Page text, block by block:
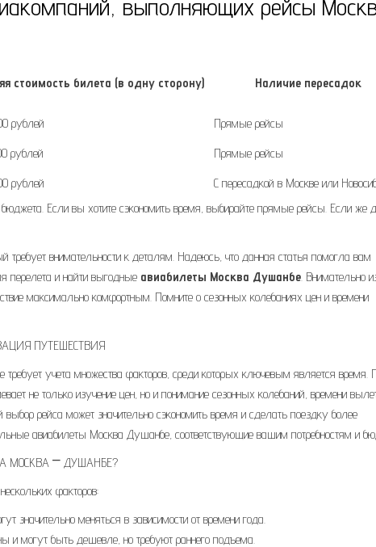
выполняющих рейсы
стоимость билета (в одну сторону) Наличие пересадок
рублей
Прямые рейсы
рублей
Прямые рейсы
рублей
С пересадкой в Москве или
Если вы хотите сэкономить время, выбирайте прямые рейсы. Если же
требует внимательности к деталям. Надеюсь, что данная статья помогла вам
перелета и найти выгодные авиабилеты Москва Душанбе. Внимательно
максимально комфортным. Помните о сезонных колебаниях цен и времени
ПУТЕШЕСТВИЯ
учета множества факторов, среди которых ключевым является время.
не только изучение цен, но и понимание сезонных колебаний, времени
рейса может значительно сэкономить время и сделать поездку более
авиабилеты Москва Душанбе, соответствующие вашим потребностям и
МОСКВА ⎻ ДУШАНБЕ?
факторов:
значительно меняться в зависимости от времени года.
и могут быть дешевле, но требуют раннего подъема.